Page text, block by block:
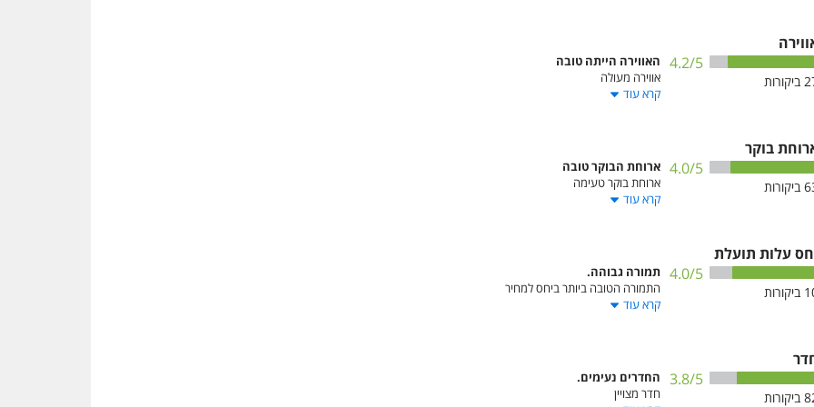
ביקורות
4.2/5
האווירה הייתה טובה
אווירה מעולה
קרא עוד
בוקר
ביקורות
4.0/5
ארוחת הבוקר טובה
ארוחת בוקר טעימה
קרא עוד
עלות תועלת
ביקורות
4.0/5
תמורה גבוהה.
התמורה הטובה ביותר ביחס למחיר
קרא עוד
ביקורות
3.8/5
החדרים נעימים.
חדר מצויין